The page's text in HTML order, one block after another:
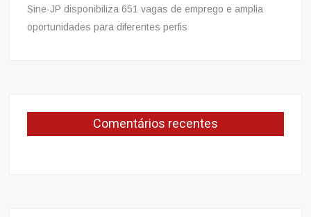
Sine-JP disponibiliza 651 vagas de emprego e amplia
oportunidades para diferentes perfis
Comentários recentes